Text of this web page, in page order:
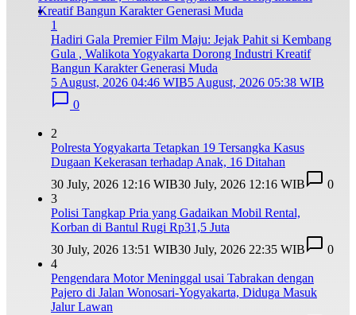
1
Hadiri Gala Premier Film Maju: Jejak Pahit si Kembang
Gula , Walikota Yogyakarta Dorong Industri Kreatif
Bangun Karakter Generasi Muda
5 August, 2026 04:46 WIB5 August, 2026 05:38 WIB
0
2
Polresta Yogyakarta Tetapkan 19 Tersangka Kasus
Dugaan Kekerasan terhadap Anak, 16 Ditahan
30 July, 2026 12:16 WIB30 July, 2026 12:16 WIB
0
3
Polisi Tangkap Pria yang Gadaikan Mobil Rental,
Korban di Bantul Rugi Rp31,5 Juta
30 July, 2026 13:51 WIB30 July, 2026 22:35 WIB
0
4
Pengendara Motor Meninggal usai Tabrakan dengan
Pajero di Jalan Wonosari-Yogyakarta, Diduga Masuk
Jalur Lawan